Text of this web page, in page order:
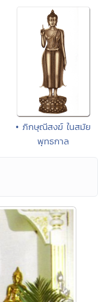
• ภิกษุณีสงฆ์ ในสมัย
พุทธกาล